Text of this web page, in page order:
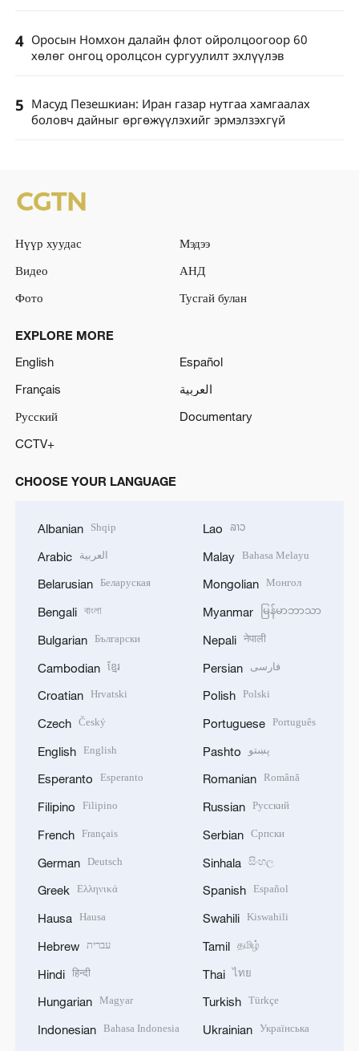
4 Оросын Номхон далайн флот ойролцоогоор 60
хөлөг онгоц оролцсон сургуулилт эхлүүлэв
5 Масуд Пезешкиан: Иран газар нутгаа хамгаалах
боловч дайныг өргөжүүлэхийг эрмэлзэхгүй
Нүүр хуудас
Мэдээ
Видео
АНД
Фото
Тусгай булан
EXPLORE MORE
English
Español
Français
العربية
Русский
Documentary
CCTV+
CHOOSE YOUR LANGUAGE
Albanian Shqip
Arabic العربية
Belarusian Беларуская
Bengali বাংলা
Bulgarian Български
Cambodian ខ្មែរ
Croatian Hrvatski
Czech Český
English English
Esperanto Esperanto
Filipino Filipino
French Français
German Deutsch
Greek Ελληνικά
Hausa Hausa
Hebrew עברית
Hindi हिन्दी
Hungarian Magyar
Indonesian Bahasa Indonesia
Lao ລາວ
Malay Bahasa Melayu
Mongolian Монгол
Myanmar မြန်မာဘာသာ
Nepali नेपाली
Persian فارسی
Polish Polski
Portuguese Português
Pashto پښتو
Romanian Română
Russian Русский
Serbian Српски
Sinhala සිංහල
Spanish Español
Swahili Kiswahili
Tamil தமிழ்
Thai ไทย
Turkish Türkçe
Ukrainian Українська